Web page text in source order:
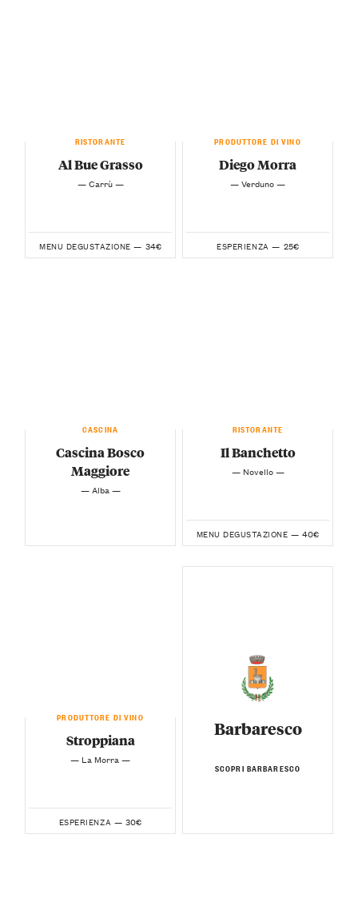
RISTORANTE
Al Bue Grasso
— Carrù —
MENU DEGUSTAZIONE — 34€
PRODUTTORE DI VINO
Diego Morra
— Verduno —
ESPERIENZA — 25€
CASCINA
Cascina Bosco
Maggiore
— Alba —
RISTORANTE
Il Banchetto
— Novello —
MENU DEGUSTAZIONE — 40€
PRODUTTORE DI VINO
Stroppiana
— La Morra —
ESPERIENZA — 30€
Barbaresco
SCOPRI BARBARESCO